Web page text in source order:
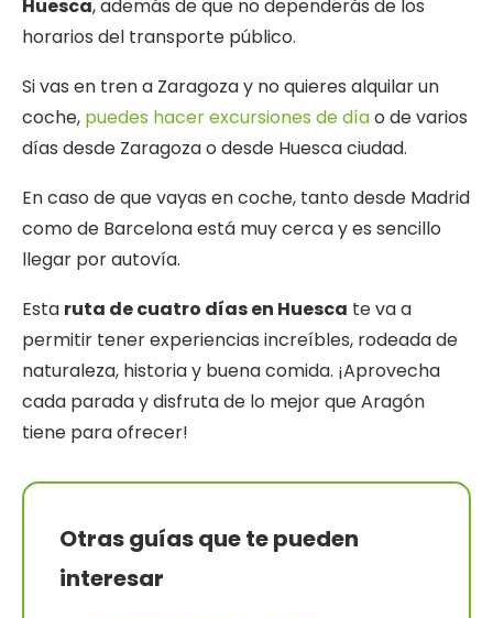
Huesca, además de que no dependerás de los
horarios del transporte público.
Si vas en tren a Zaragoza y no quieres alquilar un
coche, puedes hacer excursiones de díao de varios
días desde Zaragoza o desde Huesca ciudad.
En caso de que vayas en coche, tanto desde Madrid
como de Barcelona está muy cerca y es sencillo
llegar por autovía.
Esta ruta de cuatro días en Huesca te va a
permitir tener experiencias increíbles, rodeada de
naturaleza, historia y buena comida. ¡Aprovecha
cada parada y disfruta de lo mejor que Aragón
tiene para ofrecer!
Otras guías que te pueden
interesar